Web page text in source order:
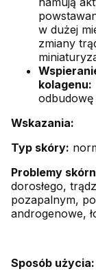
w dużej
zmiany
kolagenu:
odbudowę
Wskazania:
Typ skóry:
Problemy
dorosłego,
pozapalnym,
androgenowe,
Sposób użycia: